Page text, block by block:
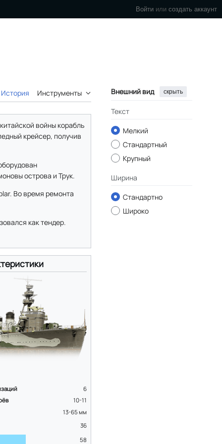
Войти или создать аккаунт
История Инструменты Внешний вид скрыть
Текст
Мелкий
Стандартный
Крупный
Ширина
Стандартно
Широко
войны корабль
крейсер, получив
острова и Трук.
Во время ремонта
как тендер.
6
10-11
13-65мм
36
58